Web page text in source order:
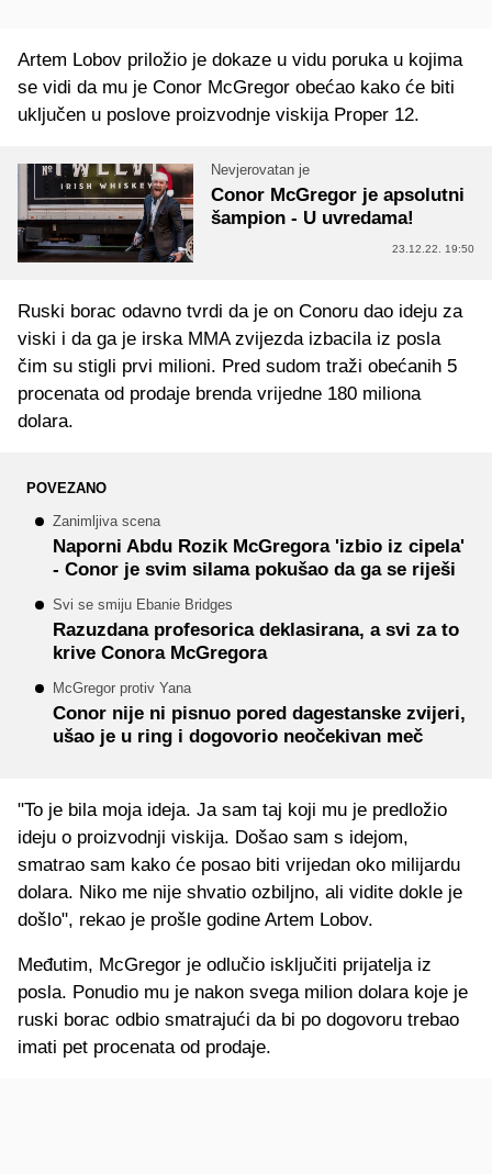
Artem Lobov priložio je dokaze u vidu poruka u kojima
se vidi da mu je Conor McGregor obećao kako će biti
uključen u poslove proizvodnje viskija Proper 12.
Nevjerovatan je
Conor McGregor je apsolutni
šampion - U uvredama!
23.12.22. 19:50
Ruski borac odavno tvrdi da je on Conoru dao ideju za
viski i da ga je irska MMA zvijezda izbacila iz posla
čim su stigli prvi milioni. Pred sudom traži obećanih 5
procenata od prodaje brenda vrijedne 180 miliona
dolara.
POVEZANO
Zanimljiva scena
Naporni Abdu Rozik McGregora 'izbio iz cipela'
- Conor je svim silama pokušao da ga se riješi
Svi se smiju Ebanie Bridges
Razuzdana profesorica deklasirana, a svi za to
krive Conora McGregora
McGregor protiv Yana
Conor nije ni pisnuo pored dagestanske zvijeri,
ušao je u ring i dogovorio neočekivan meč
"To je bila moja ideja. Ja sam taj koji mu je predložio
ideju o proizvodnji viskija. Došao sam s idejom,
smatrao sam kako će posao biti vrijedan oko milijardu
dolara. Niko me nije shvatio ozbiljno, ali vidite dokle je
došlo", rekao je prošle godine Artem Lobov.
Međutim, McGregor je odlučio isključiti prijatelja iz
posla. Ponudio mu je nakon svega milion dolara koje je
ruski borac odbio smatrajući da bi po dogovoru trebao
imati pet procenata od prodaje.